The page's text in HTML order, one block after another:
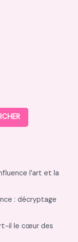
l’art et la
: décryptage
il le cœur des